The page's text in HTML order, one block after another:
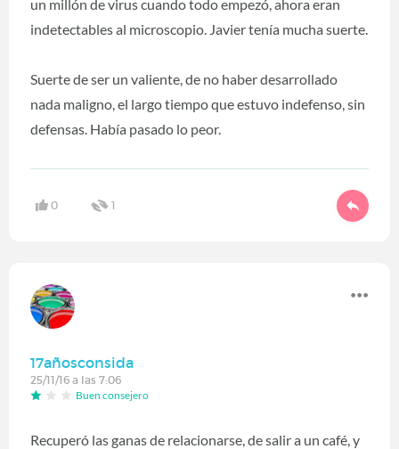
un millón de virus cuando todo empezó, ahora eran
indetectables al microscopio. Javier tenía mucha suerte.
Suerte de ser un valiente, de no haber desarrollado
nada maligno, el largo tiempo que estuvo indefenso, sin
defensas. Había pasado lo peor.
0 1
17añosconsida
25/11/16 a las 7:06
Buen consejero
Recuperó las ganas de relacionarse, de salir a un café, y